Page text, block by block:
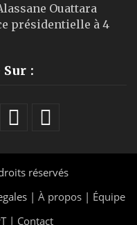
Ouattara
présidentielle à 4
:
réservés
| À propos | Équipe
| Contact